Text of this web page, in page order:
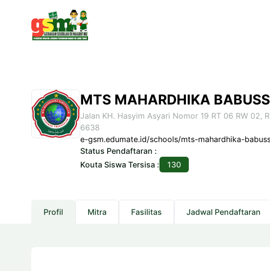
MTS MAHARDHIKA
Jalan KH. Hasyim Asyari Nomor 19 RT 06 RW 02,
6638
e-gsm.edumate.id/schools/mts-mahardhika-
Status Pendaftaran :
Kouta Siswa Tersisa :
130
Profil Mitra Fasilitas Jadwal Pendaftaran